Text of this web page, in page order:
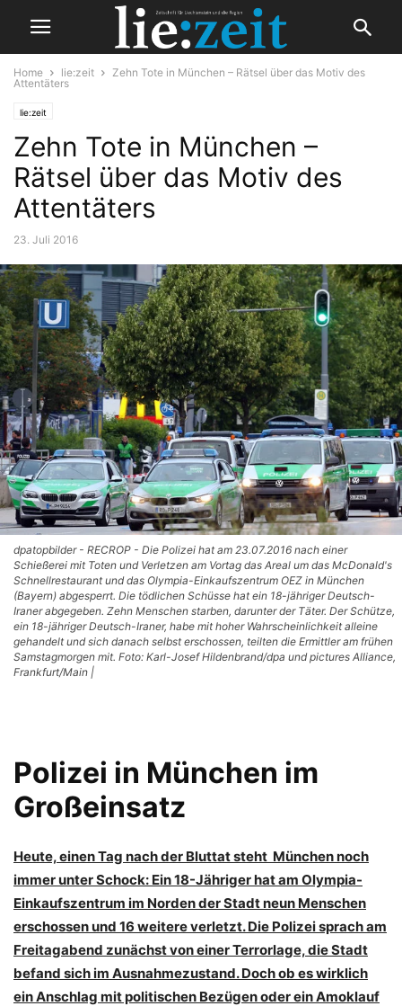
Home lie:zeit
Zehn Tote in München – Rätsel über das Motiv des
Attentäters
lie:zeit
Zehn Tote in München –
Rätsel über das Motiv des
Attentäters
23. Juli 2016
dpatopbilder - RECROP - Die Polizei hat am 23.07.2016 nach einer
Schießerei mit Toten und Verletzen am Vortag das Areal um das McDonald's
Schnellrestaurant und das Olympia-Einkaufszentrum OEZ in München
(Bayern) abgesperrt. Die tödlichen Schüsse hat ein 18-jähriger Deutsch-
Iraner abgegeben. Zehn Menschen starben, darunter der Täter. Der Schütze,
ein 18-jähriger Deutsch-Iraner, habe mit hoher Wahrscheinlichkeit alleine
gehandelt und sich danach selbst erschossen, teilten die Ermittler am frühen
Samstagmorgen mit. Foto: Karl-Josef Hildenbrand/dpa und pictures Alliance,
Frankfurt/Main |
Polizei in München im
Großeinsatz
Heute, einen Tag nach der Bluttat steht München noch
immer unter Schock: Ein 18-Jähriger hat am Olympia-
Einkaufszentrum im Norden der Stadt neun Menschen
erschossen und 16 weitere verletzt. Die Polizei sprach am
Freitagabend zunächst von einer Terrorlage, die Stadt
befand sich im Ausnahmezustand. Doch ob es wirklich
ein Anschlag mit politischen Bezügen oder ein Amoklauf